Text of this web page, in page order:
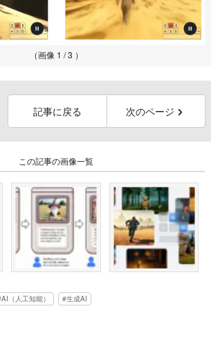
（画像 1 / 3 ）
記事に戻る 次のページ
この記事の画像一覧
AI（人工知能） 生成AI